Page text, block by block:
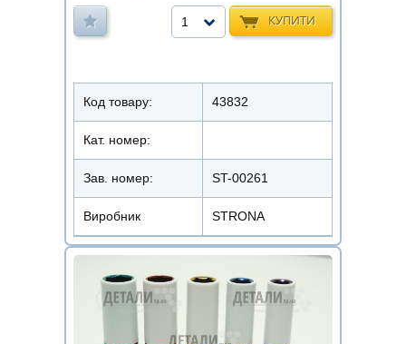
КУПИТИ
1
Код товару: 43832
Кат. номер:
Зав. номер: ST-00261
Виробник STRONA